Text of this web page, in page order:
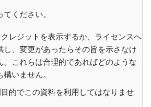
ください。
レジットを表示するか、ライセンスへ
し、変更があったらその旨を示さなけ
。これらは合理的であればどのような
いません。
的でこの資料を利用してはなりませ